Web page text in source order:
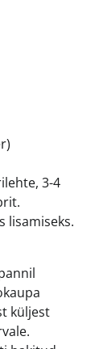
3-4
lisamiseks.
küljest